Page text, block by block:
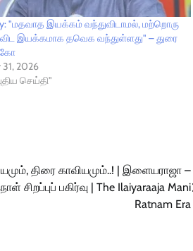
"மதவாத இயக்கம் வந்துவிடாமல், மற்றொரு
இயக்கமாக தவெக வந்துள்ளது" – துரை
31, 2026
செய்தி"
திரை காவியமும்..! | இளையராஜா –
சிறப்புப் பகிர்வு | The Ilaiyaraaja Mani
Ratnam Era